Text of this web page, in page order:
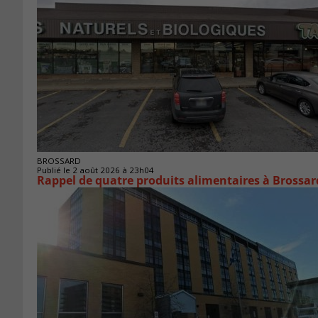
BROSSARD
Publié le 2 août 2026 à 23h04
Rappel de quatre produits alimentaires à